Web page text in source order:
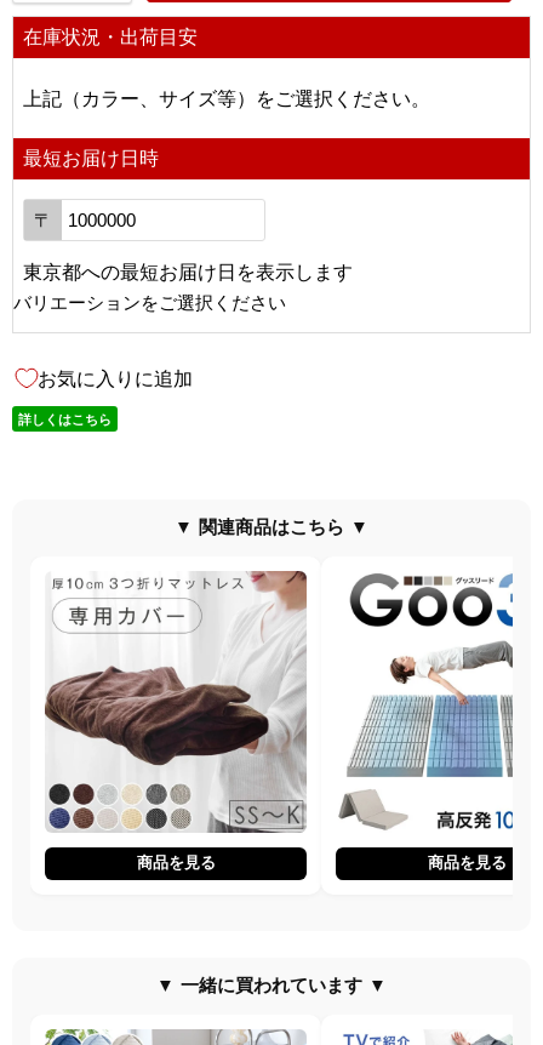
在庫状況・出荷目安
上記（カラー、サイズ等）をご選択ください。
最短お届け日時
〒
東京都への最短お届け日を表示します
バリエーションをご選択ください
お気に入りに追加
詳しくはこちら
▼ 関連商品はこちら ▼
商品を見る 商品を見る
▼ 一緒に買われています ▼